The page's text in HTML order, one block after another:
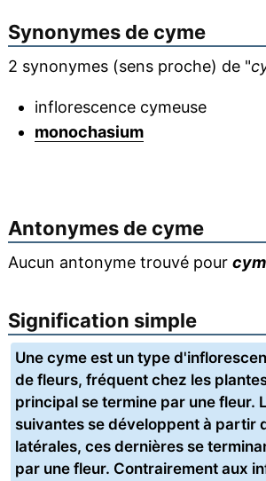
Synonymes de cyme
2 synonymes (sens proche) de "
inflorescence cymeuse
monochasium
Antonymes de cyme
Aucun antonyme trouvé pour
Signification simple
Une cyme est un type
de fleurs, fréquent chez les
principal se termine par une fleur.
suivantes se développent à partir
latérales, ces dernières se
par une fleur. Contrairement aux